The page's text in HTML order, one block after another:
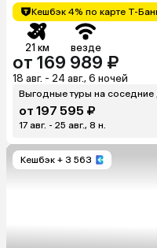
Кешбэк 4% по карте Т-
21 км везде
от 169 989 ₽
18 авг. - 24 авг., 6 ночей
Выгодные туры на соседние
от 197 595 ₽
17 авг. - 25 авг., 8 н.
Кешбэк + 3 563